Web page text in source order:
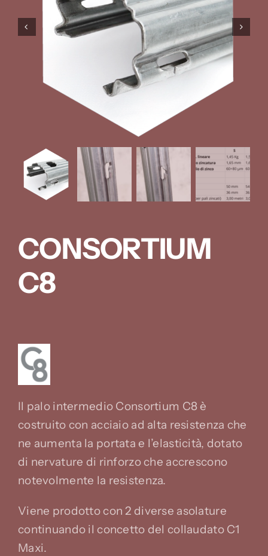
CONSORTIUM
C8
Il palo intermedio Consortium C8 è
costruito con acciaio ad alta resistenza che
ne aumenta la portata e l’elasticità, dotato
di nervature di rinforzo che accrescono
notevolmente la resistenza.
Viene prodotto con 2 diverse asolature
continuando il concetto del collaudato C1
Maxi.